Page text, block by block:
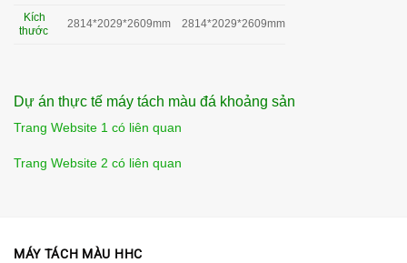
Kích
thước
2814*2029*2609mm 2814*2029*2609mm
Dự án thực tế máy tách màu đá khoảng sản
Trang Website 1 có liên quan
Trang Website 2 có liên quan
MÁY TÁCH MÀU HHC